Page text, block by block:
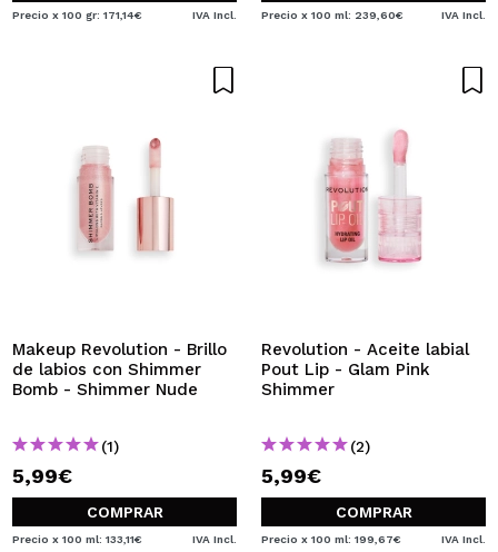
Precio x 100 gr: 171,14€ IVA Incl. Precio x 100 ml: 239,60€ IVA Incl.
Makeup Revolution - Brillo
de labios con Shimmer
Bomb - Shimmer Nude
(1)
5,99€
COMPRAR
Precio x 100 ml: 133,11€ IVA Incl.
Revolution - Aceite labial
Pout Lip - Glam Pink
Shimmer
(2)
5,99€
COMPRAR
Precio x 100 ml: 199,67€ IVA Incl.